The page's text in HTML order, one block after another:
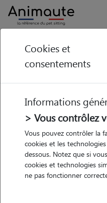
Animaute Bretagne
• 24 ans
Cookies et
consentements
Informations
> Vous contrôlez
Vous pouvez contrôler la
cookies et les
dessous. Notez que si
cookies et technologies
ne pas fonctionner